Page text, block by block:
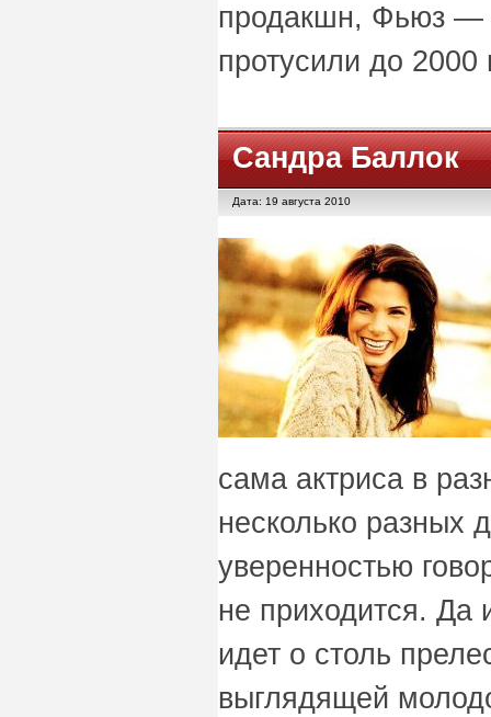
продакшн, Фьюз —
протусили до 2000
Сандра Баллок
Дата: 19 августа 2010
сама актриса в
несколько разных
уверенностью
не приходится. Да
идет о столь
выглядящей